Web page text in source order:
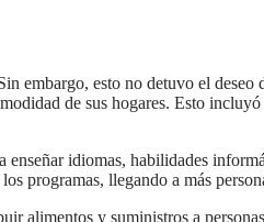
embargo, esto no detuvo el
de sus hogares. Esto incluyó
idiomas, habilidades
programas, llegando a más
alimentos y suministros a